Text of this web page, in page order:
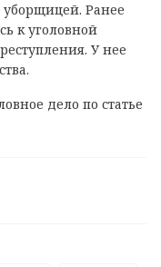
уборщицей. Ранее
к уголовной
У нее
дело по статье